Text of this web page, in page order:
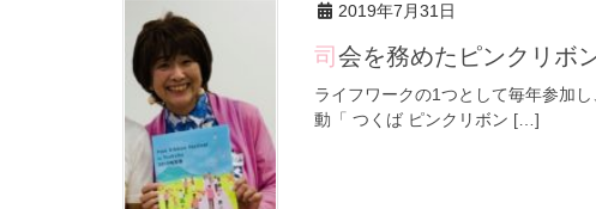
2019年7月31日
司会を務めたピンクリ
ライフワークの1つとして毎年参加
動「 つくば ピンクリボン […]